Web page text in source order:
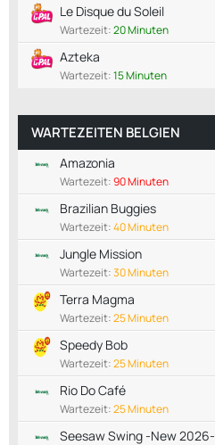
Le Disque du Soleil
Wartezeit:20 Minuten
Azteka
Wartezeit:15 Minuten
WARTEZEITEN BELGIEN
Amazonia
Wartezeit:90 Minuten
Brazilian Buggies
Wartezeit:40 Minuten
Jungle Mission
Wartezeit:30 Minuten
Terra Magma
Wartezeit:25 Minuten
Speedy Bob
Wartezeit:25 Minuten
Rio Do Café
Wartezeit:25 Minuten
Seesaw Swing -New 2026-